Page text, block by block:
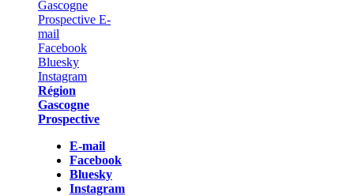
Région
Gascogne
Prospective
E-mail
Facebook
Bluesky
Instagram